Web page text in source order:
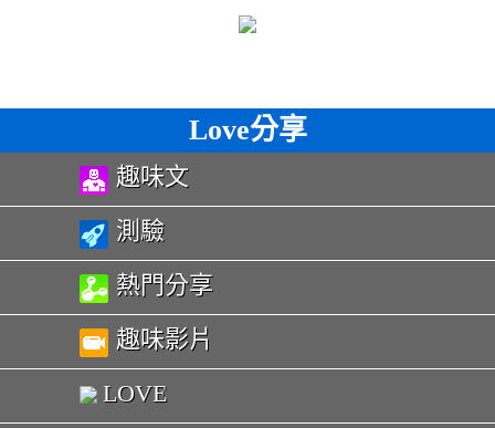
Love分享
趣味文
測驗
熱門分享
趣味影片
LOVE